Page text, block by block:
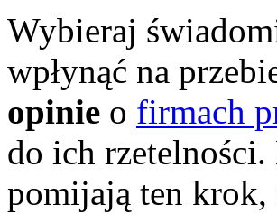
Wybieraj
wpłynąć na
opinie o firmach
do ich rzetelności.
pomijają ten krok,